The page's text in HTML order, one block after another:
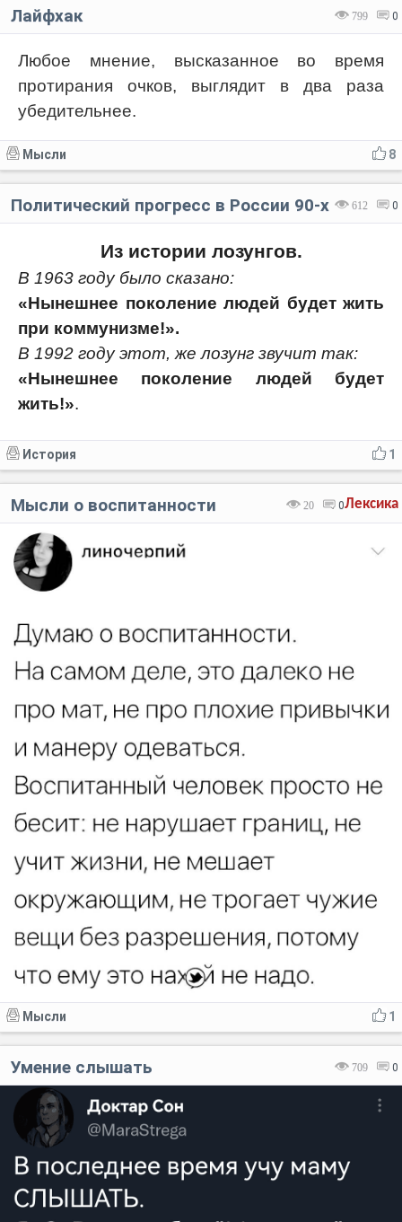
799 0
Лайфхак
Любое мнение, высказанное во время
протирания очков, выглядит в два раза
убедительнее.
8
Мысли
612 0
Политический прогресс в России 90-х
Из истории лозунгов.
В 1963 году было сказано:
«Нынешнее поколение людей будет жить
при коммунизме!».
В 1992 году этот, же лозунг звучит так:
«Нынешнее поколение людей будет
жить!».
1
История
Лексика
20 0
Мысли о воспитанности
1
Мысли
709 0
Умение слышать